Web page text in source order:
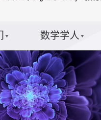
数学学人